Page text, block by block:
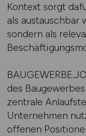
Kontext sorgt
als austauschbar
sondern als
des
zentrale
Unternehmen
offenen